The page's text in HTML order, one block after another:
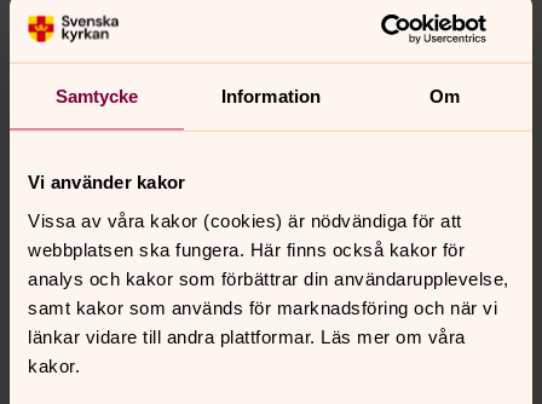
Samtycke Information Om
Vi använder kakor
Vissa av våra kakor (cookies) är nödvändiga för att
webbplatsen ska fungera. Här finns också kakor för
analys och kakor som förbättrar din användarupplevelse,
samt kakor som används för marknadsföring och när vi
länkar vidare till andra plattformar. Läs mer om våra
kakor.
Protokoll 2023-11-19
Protokoll 2023-08-13
Protokoll 2023-02-12
Vist församlingsråd 2022